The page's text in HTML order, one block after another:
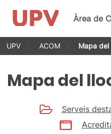
Vés
Àrea de
UPV ACOM Mapa del
Mapa del
Serveis